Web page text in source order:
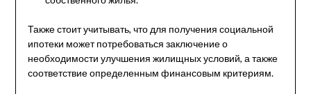
Также стоит учитывать, что для получения социальной
ипотеки может потребоваться заключение о
необходимости улучшения жилищных условий, а также
соответствие определенным финансовым критериям.